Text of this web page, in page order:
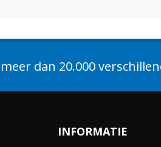
dan 20.000
INFORMATIE